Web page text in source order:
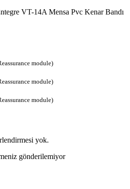
VT-14A Mensa Pvc Kenar Bandı
module)
module)
module)
yok.
gönderilemiyor